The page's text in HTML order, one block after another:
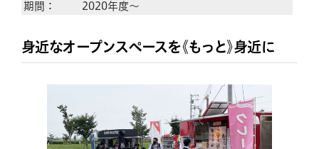
期間：
2020年度〜
身近なオープンスペースを《もっと》身近に